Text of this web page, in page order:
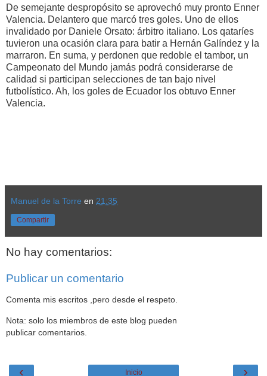
De semejante despropósito se aprovechó muy pronto Enner
Valencia. Delantero que marcó tres goles. Uno de ellos
invalidado por Daniele Orsato: árbitro italiano. Los qataríes
tuvieron una ocasión clara para batir a Hernán Galíndez y la
marraron. En suma, y perdonen que redoble el tambor, un
Campeonato del Mundo jamás podrá considerarse de
calidad si participan selecciones de tan bajo nivel
futbolístico. Ah, los goles de Ecuador los obtuvo Enner
Valencia.
Manuel de la Torre en 21:35
Compartir
No hay comentarios:
Publicar un comentario
Comenta mis escritos ,pero desde el respeto.
Nota: solo los miembros de este blog pueden
publicar comentarios.
‹ ›
Inicio